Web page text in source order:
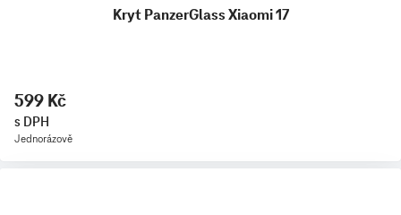
Kryt PanzerGlass Xiaomi 17
599 Kč
s DPH
Jednorázově